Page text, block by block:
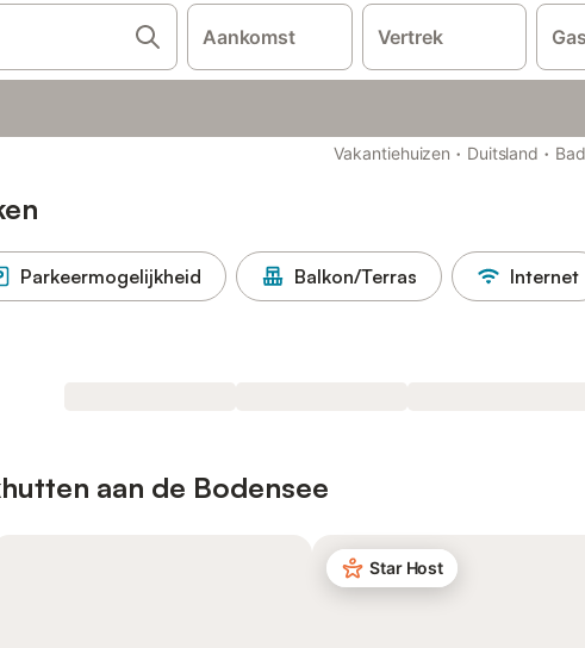
Aankomst Vertrek
Vakantiehuizen · Duitsland ·
Parkeermogelijkheid Balkon/Terras Internet
aan de Bodensee
Star Host